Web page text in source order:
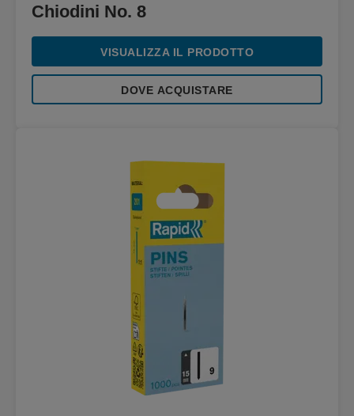
Chiodini No. 8
VISUALIZZA IL PRODOTTO
DOVE ACQUISTARE